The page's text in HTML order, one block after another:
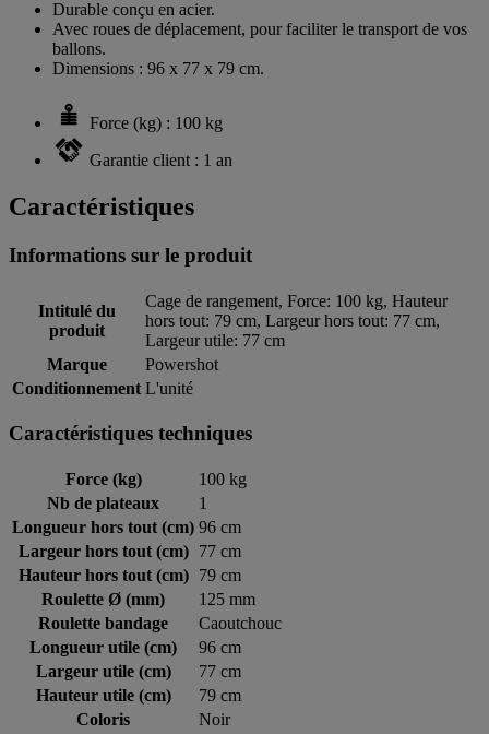
Durable conçu en acier.
Avec roues de déplacement, pour faciliter le transport de vos
ballons.
Dimensions : 96 x 77 x 79 cm.
Force (kg) : 100 kg
Garantie client : 1 an
Caractéristiques
Informations sur le produit
Intitulé du
produit
Cage de rangement, Force: 100 kg, Hauteur
hors tout: 79 cm, Largeur hors tout: 77 cm,
Largeur utile: 77 cm
Marque
Powershot
Conditionnement L'unité
Caractéristiques techniques
Force (kg)
100 kg
Nb de plateaux
1
Longueur hors tout (cm) 96 cm
Largeur hors tout (cm)
77 cm
Hauteur hors tout (cm)
79 cm
Roulette Ø (mm)
125 mm
Roulette bandage
Caoutchouc
Longueur utile (cm)
96 cm
Largeur utile (cm)
77 cm
Hauteur utile (cm)
79 cm
Coloris
Noir